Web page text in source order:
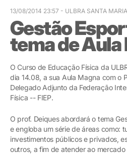
Pós-graduação
Educação a Distância
Pesquisa
Extensão
Inovação
Sobre a ULBRA
13/08/2014 23:57 - ULBRA SANTA MARIA
Gestão
tema de Aula
O Curso de Educação Física da
dia 14.08, a sua Aula Magna com o
Delegado Adjunto da Federação
Física -- FIEP.
O prof. Deiques abordará o tema
e engloba um série de áreas como:
investimentos públicos e privados,
outros, a fim de atender ao